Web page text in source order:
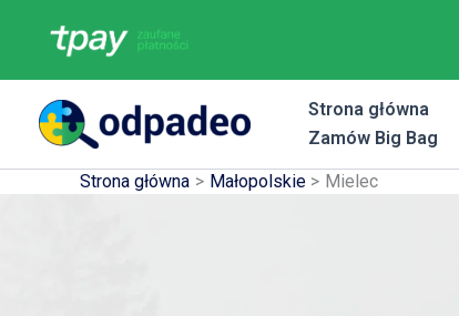
Strona główna
Zamów Big Bag
Strona główna Małopolskie Mielec